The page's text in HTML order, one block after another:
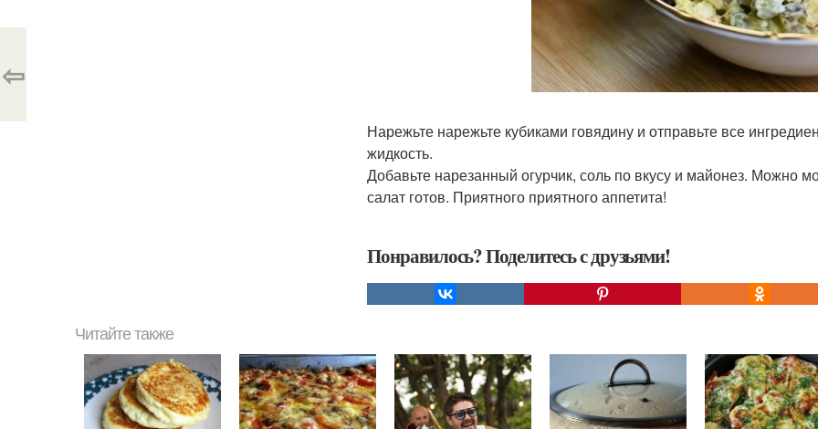
Нарежьте нарежьте кубиками говядину и отправьте все
жидкость.
Добавьте нарезанный огурчик, соль по вкусу и майонез. Можно
салат готов. Приятного приятного аппетита!
Понравилось? Поделитесь с друзьями!
⇦
Читайте также